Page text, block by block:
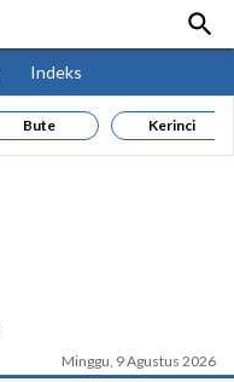

Indeks
Bute Kerinci
Minggu, 9 Agustus 2026